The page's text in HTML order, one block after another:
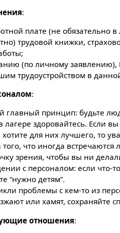
:
плате (не обязательно
трудовой книжки,
(по личному заявлению),
трудоустройством в
:
главный принцип: будьте
здоровайтесь. Если
для них лучшего, то
того, что иногда
зрения, чтобы вы ни
с персоналом: если что-то
“нужно детям”.
проблемы с кем-то из
или хамят, сохраняйте
отношения: